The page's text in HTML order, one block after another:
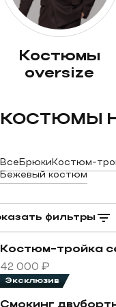
костюмы
oversize
КОСТЮМЫ
ВсеБрюкиКостюм-
Бежевый костюм
фильтры
Перейти к товару
42 000 ₽
Перейти к товару
Эксклюзив